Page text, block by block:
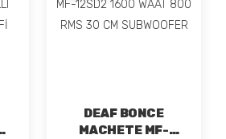
DEAF BONCE
MACHETE MF-